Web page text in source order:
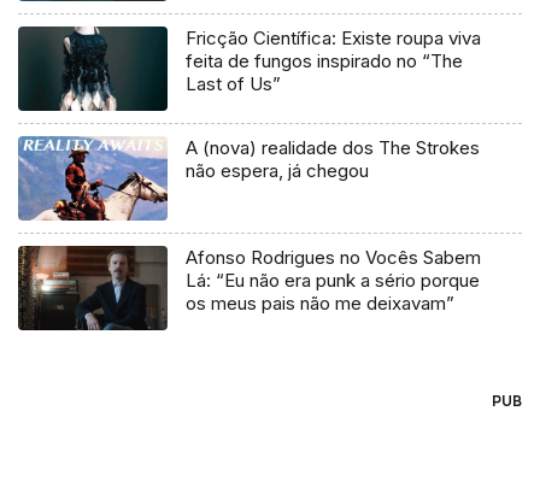
Fricção Científica: Existe roupa viva
feita de fungos inspirado no “The
Last of Us”
A (nova) realidade dos The Strokes
não espera, já chegou
Afonso Rodrigues no Vocês Sabem
Lá: “Eu não era punk a sério porque
os meus pais não me deixavam”
PUB